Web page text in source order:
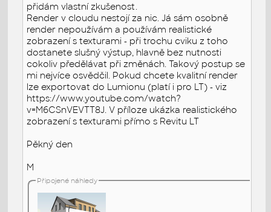
přidám vlastní zkušenost.
Render v cloudu nestojí za nic. Já sám osobně
render nepoužívám a používám realistické
zobrazení s texturami - při trochu cviku z toho
dostanete slušný výstup, hlavně bez nutnosti
cokoliv předělávat při změnách. Takový postup se
mi nejvíce osvědčil. Pokud chcete kvalitní render
lze exportovat do Lumionu (platí i pro LT) - viz
https://www.youtube.com/watch?
v=M6CSnVEVTT8J. V příloze ukázka realistického
zobrazení s texturami přímo s Revitu LT
Pěkný den
M
Připojené náhledy